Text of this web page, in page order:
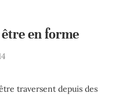
en forme
traversent depuis des